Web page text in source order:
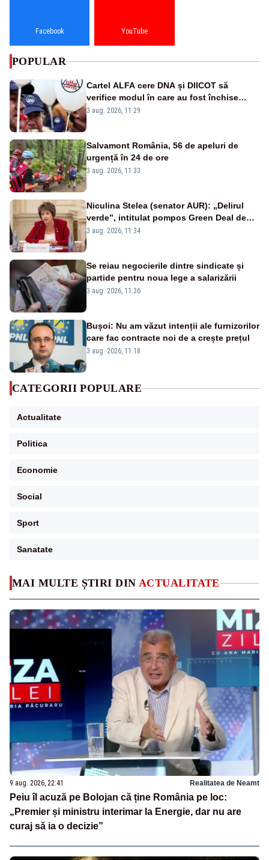
MAI MULTE ȘTIRI DIN ACTUALITATE
9 aug. 2026, 22:41 Realitatea de Neamt
Peiu îl acuză pe Bolojan că ține România pe loc:
„Premier și ministru interimar la Energie, dar nu are
curaj să ia o decizie”
Facebook YouTube
POPULAR
Cartel ALFA cere DNA și DIICOT să
verifice modul în care au fost închise
centralele pe cărbune
3 aug. 2026, 11:29
Salvamont România, 56 de apeluri de
urgență în 24 de ore
3 aug. 2026, 11:33
Niculina Stelea (senator AUR): „Delirul
verde”, intitulat pompos Green Deal de
către Bruxelles, este în mare măsură
3 aug. 2026, 11:34
Se reiau negocierile dintre sindicate și
partide pentru noua lege a salarizării
3 aug. 2026, 11:36
Bușoi: Nu am văzut intenții ale furnizorilor
care fac contracte noi de a crește prețul
3 aug. 2026, 11:18
CATEGORII POPULARE
Actualitate
Politica
Economie
Social
Sport
Sanatate